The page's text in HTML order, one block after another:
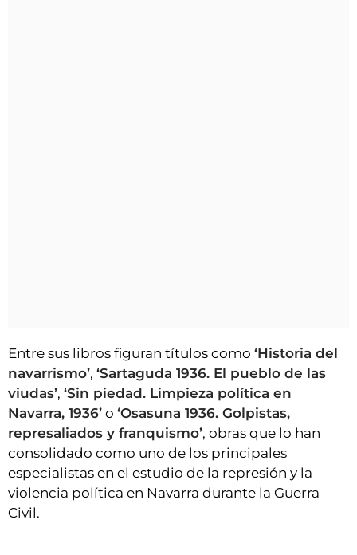
Entre sus libros figuran títulos como ‘Historia del
navarrismo’, ‘Sartaguda 1936. El pueblo de las
viudas’, ‘Sin piedad. Limpieza política en
Navarra, 1936’ o ‘Osasuna 1936. Golpistas,
represaliados y franquismo’, obras que lo han
consolidado como uno de los principales
especialistas en el estudio de la represión y la
violencia política en Navarra durante la Guerra
Civil.